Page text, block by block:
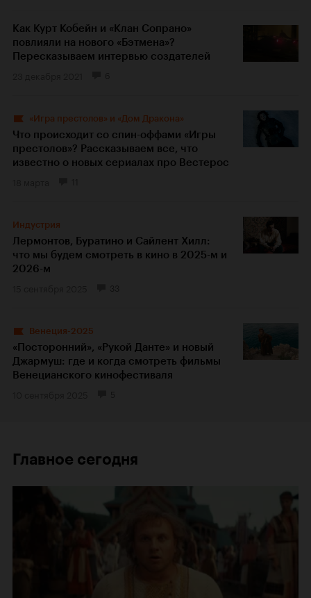
Как Курт Кобейн и «Клан Сопрано»
повлияли на нового «Бэтмена»?
Пересказываем интервью создателей
«Игра престолов» и «Дом Дракона»
Что происходит со спин-оффами «Игры
престолов»? Рассказываем все, что
известно о новых сериалах про Вестерос
Индустрия
Лермонтов, Буратино и Сайлент Хилл:
что мы будем смотреть в кино в 2025-м и
2026-м
Венеция-2025
«Посторонний», «Рукой Данте» и новый
Джармуш: где и когда смотреть фильмы
Венецианского кинофестиваля
Главное сегодня